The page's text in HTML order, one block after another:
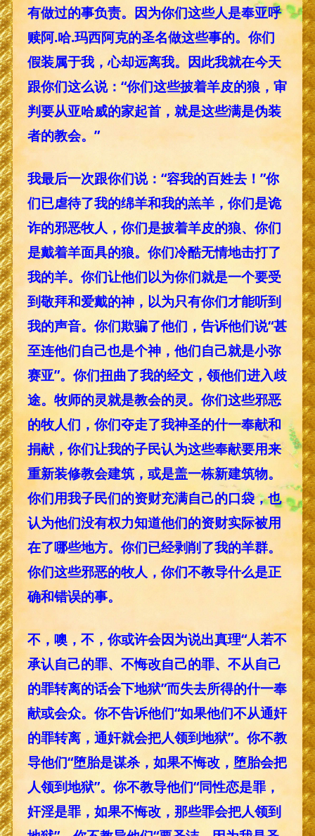
有做过的事负责。因为你们这些人是奉亚呼
赎阿.哈.玛西阿克的圣名做这些事的。你们
假装属于我，心却远离我。因此我就在今天
跟你们这么说：“你们这些披着羊皮的狼，审
判要从亚哈威的家起首，就是这些满是伪装
者的教会。”
我最后一次跟你们说：“容我的百姓去！”你
们已虐待了我的绵羊和我的羔羊，你们是诡
诈的邪恶牧人，你们是披着羊皮的狼、你们
是戴着羊面具的狼。你们冷酷无情地击打了
我的羊。你们让他们以为你们就是一个要受
到敬拜和爱戴的神，以为只有你们才能听到
我的声音。你们欺骗了他们，告诉他们说“甚
至连他们自己也是个神，他们自己就是小弥
赛亚”。你们扭曲了我的经文，领他们进入歧
途。牧师的灵就是教会的灵。你们这些邪恶
的牧人们，你们夺走了我神圣的什一奉献和
捐献，你们让我的子民认为这些奉献要用来
重新装修教会建筑，或是盖一栋新建筑物。
你们用我子民们的资财充满自己的口袋，也
认为他们没有权力知道他们的资财实际被用
在了哪些地方。你们已经剥削了我的羊群。
你们这些邪恶的牧人，你们不教导什么是正
确和错误的事。
不，噢，不，你或许会因为说出真理“人若不
承认自己的罪、不悔改自己的罪、不从自己
的罪转离的话会下地狱”而失去所得的什一奉
献或会众。你不告诉他们“如果他们不从通奸
的罪转离，通奸就会把人领到地狱”。你不教
导他们“堕胎是谋杀，如果不悔改，堕胎会把
人领到地狱”。你不教导他们“同性恋是罪，
奸淫是罪，如果不悔改，那些罪会把人领到